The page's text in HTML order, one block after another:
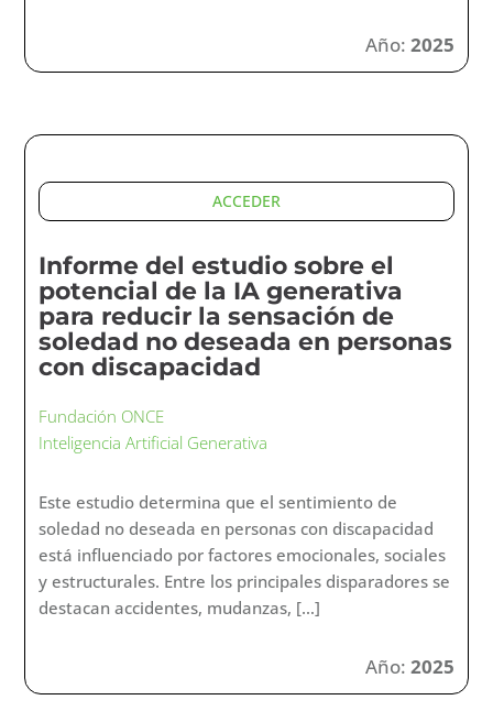
Año: 2025
ACCEDER
Informe del estudio sobre el
potencial de la IA generativa
para reducir la sensación de
soledad no deseada en personas
con discapacidad
Fundación ONCE
Inteligencia Artificial Generativa
Este estudio determina que el sentimiento de
soledad no deseada en personas con discapacidad
está influenciado por factores emocionales, sociales
y estructurales. Entre los principales disparadores se
destacan accidentes, mudanzas, […]
Año: 2025